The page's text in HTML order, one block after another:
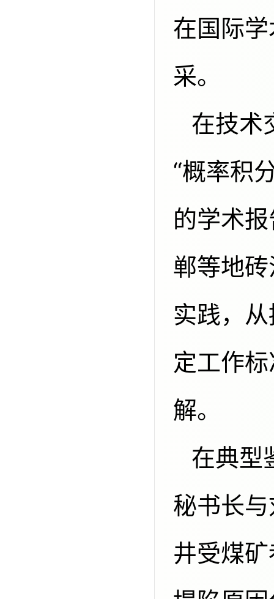
在国际
采。
在技术交流环节，姜岩委员作了题为
“概率积
的学术
郸等地
实践，
定工作
解。
在典型鉴定项目介绍环节，邓伟男副
秘书长
井受煤